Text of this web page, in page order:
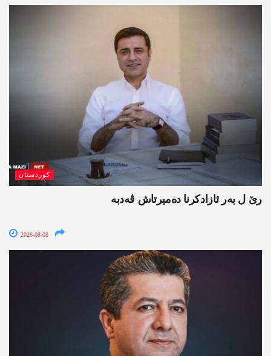
کوردستان
رێ ل بەر ئازادکرنا دەمیرتاش ڤەدبە
2026-08-08